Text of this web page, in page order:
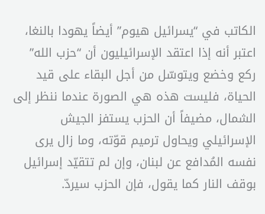
الكاتب في “يسرائيل هيوم” أيضاً يهودا بالنغا،
اعتبر أنه إذا اعتقد الإسرائيليون أن “حزب الله”
ركع وخضع ويتوسّل من أجل البقاء على قيد
الحياة، فليست هذه هي الصورة عندما ننظر إلى
الشمال، مضيفاً أن الحزب يستفز الجيش
الإسرائيلي ويحاول ترميم قوّته، وما زال يرى
نفسه المُدافع عن لبنان، وإن لم تتقيّد إسرائيل
بوقف النار كما يقول، فإن الحزب سيردّ.